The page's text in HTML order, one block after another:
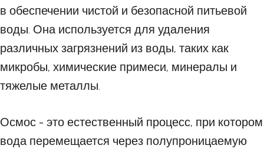
в обеспечении чистой и безопасной питьевой
воды. Она используется для удаления
различных загрязнений из воды, таких как
микробы, химические примеси, минералы и
тяжелые металлы.
Осмос - это естественный процесс, при котором
вода перемещается через полупроницаемую